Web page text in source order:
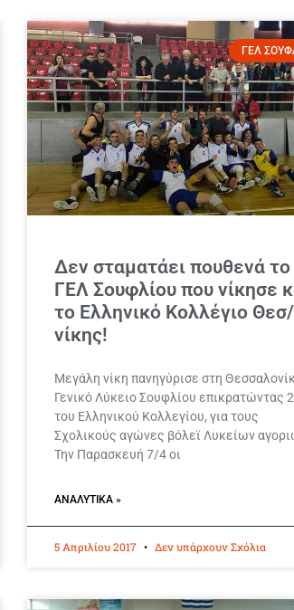
ΓΕΛ
Δεν σταματάει πουθενά το
ΓΕΛ Σουφλίου που νίκησε
το Ελληνικό Κολλέγιο Θεσ/
νίκης!
Μεγάλη νίκη πανηγύρισε στη
Γενικό Λύκειο Σουφλίου επικρατώντας
του Ελληνικού Κολλεγίου, για τους
Σχολικούς αγώνες βόλεϊ Λυκείων
Την Παρασκευή 7/4 οι
ΑΝΑΛΥΤΙΚΆ »
5 Απριλίου 2017 Δεν υπάρχουν Σχόλια